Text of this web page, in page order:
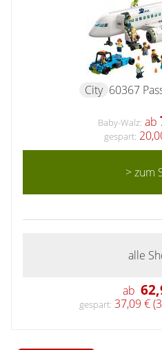
City 60367
Baby-Walz: ab
gespart:
> zum
alle
ab
gespart: 37,09 €